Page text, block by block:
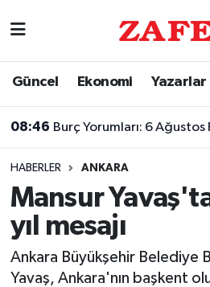
Güncel Ekonomi Yazarlar
08:46 Burç Yorumları: 6 Ağustos
HABERLER ANKARA
Mansur
yıl mesajı
Ankara Büyükşehir Belediye
Yavaş, Ankara'nın başkent
Nöbetçi Eczaneler
Trafik Durumu
Süper Lig Puan Durumu ve
Tüm Manşetler